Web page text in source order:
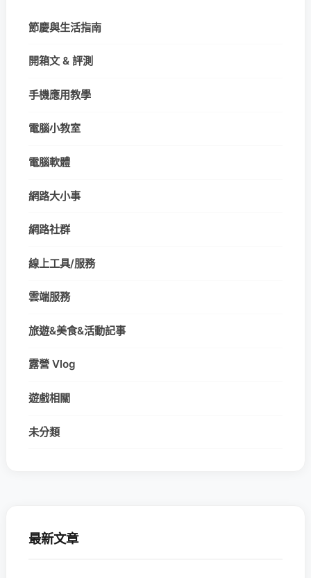
節慶與生活指南
開箱文 & 評測
手機應用教學
電腦小教室
電腦軟體
網路大小事
網路社群
線上工具/服務
雲端服務
旅遊&美食&活動記事
露營 Vlog
遊戲相關
未分類
最新文章